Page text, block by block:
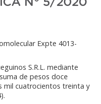
N° 5/2020
Expte 4013-
S.R.L. mediante
de pesos doce
mil cuatrocientos treinta y